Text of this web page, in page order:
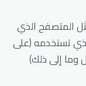
المتصفح الذي
تستخدمه (على
وما إلى ذلك)